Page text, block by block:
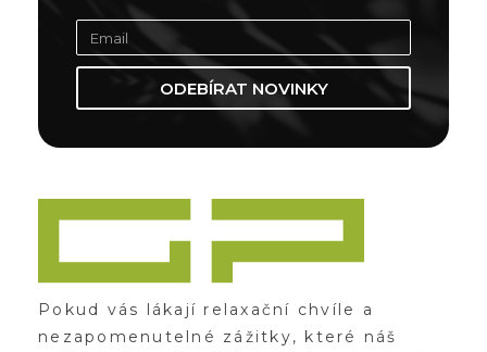
ODEBÍRAT NOVINKY
Zážitky Green Paradise
Pokud vás lákají relaxační chvíle a
nezapomenutelné zážitky, které náš